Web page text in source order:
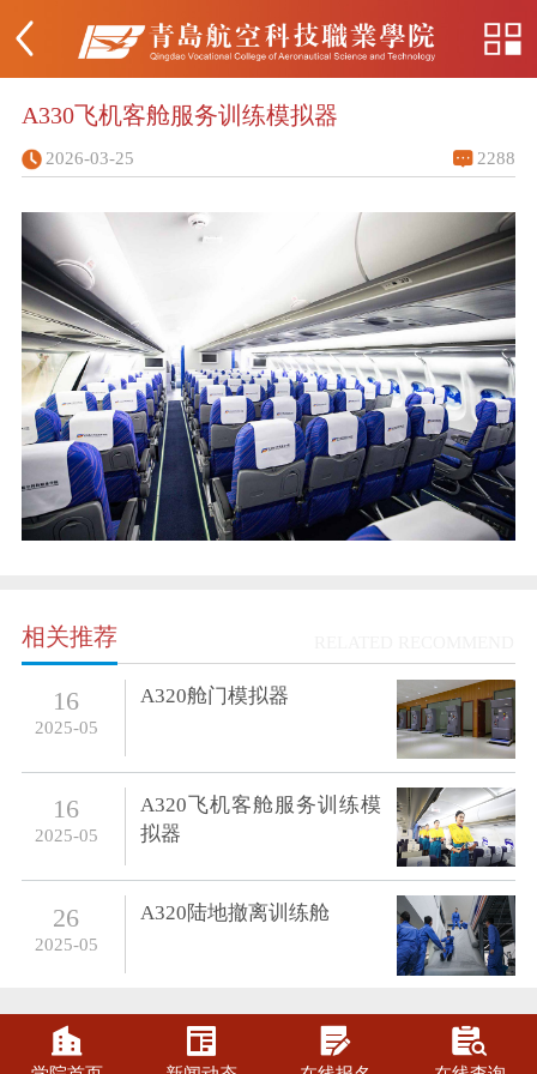
A330飞机客舱服务训练模拟器
2026-03-25 2288
相关推荐
16
2025-05
A320舱门模拟器
16
2025-05
A320飞机客舱服务训练模
拟器
26
2025-05
A320陆地撤离训练舱
   